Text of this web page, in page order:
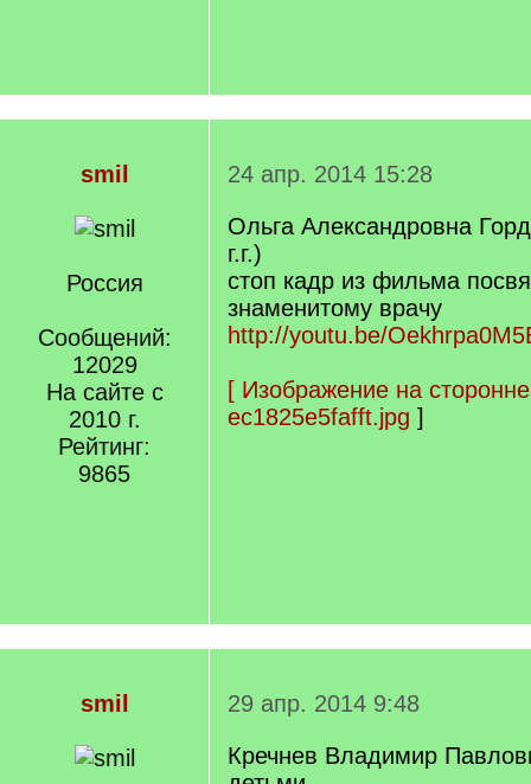
smil
Россия
Сообщений:
12029
На сайте с
2010 г.
Рейтинг:
9865
24 апр. 2014 15:28
Ольга Александровна
г.г.)
стоп кадр из фильма
знаменитому врачу
http://youtu.be/
[ Изображение на
ec1825e5fafft.jpg ]
smil
29 апр. 2014 9:48
Кречнев Владимир